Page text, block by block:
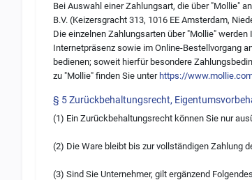
Bei Auswahl einer Zahlungsart, die über "Mollie"
B.V. (Keizersgracht 313, 1016 EE Amsterdam,
Die einzelnen Zahlungsarten über "Mollie"
Internetpräsenz sowie im Online-Bestellvorgang
bedienen; soweit hierfür besondere
zu "Mollie" finden Sie unter https://
§ 5 Zurückbehaltungsrecht,
(1) Ein Zurückbehaltungsrecht können Sie nur
(2) Die Ware bleibt bis zur vollständigen Zahlung
(3) Sind Sie Unternehmer, gilt ergänzend